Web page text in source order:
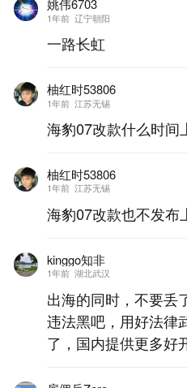
姚伟6703
1年前 辽宁朝阳
一路长虹
柚红时53806
1年前 江苏无锡
海豹07改款什么时间
柚红时53806
1年前 江苏无锡
海豹07改款也不发布
kinggo知非
1年前 湖北武汉
出海的同时，不要丢
违法黑吧，用好法律
了，国内提供更多好